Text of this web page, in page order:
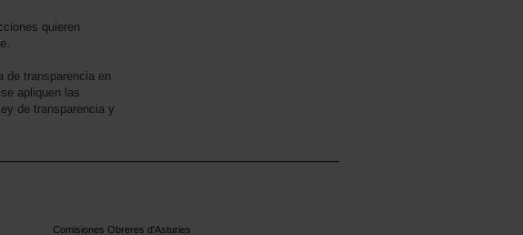
quieren
de transparencia en
apliquen las
de transparencia y
Comisiones Obreres d'Asturies